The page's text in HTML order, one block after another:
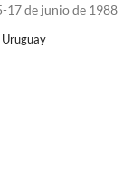
17 de junio de 1988